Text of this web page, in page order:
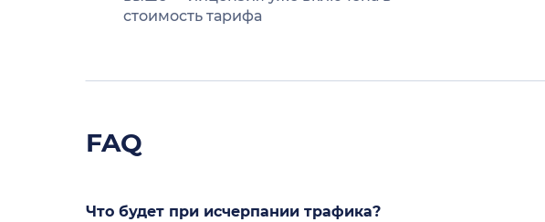
стоимость тарифа
FAQ
Что будет при исчерпании трафика?